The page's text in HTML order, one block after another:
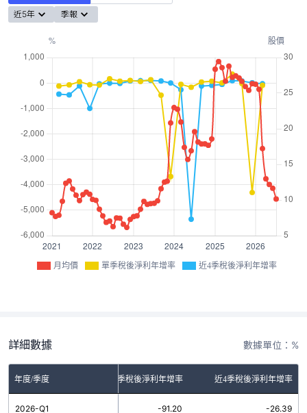
近5年 季報
月均價 單季稅後淨利年增率 近4季稅後淨利年增率
詳細數據 數據單位：%
年度/季度 單季稅後淨利年增率 近4季稅後淨利年增率
2026-Q1 -91.20 -26.39